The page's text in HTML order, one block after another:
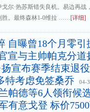
尔·热苏斯错失良机。易边再战
胜。最终森林1-0维拉 ……[详细]
自曝曾18个月零引
宣与主帅帕克分道
宣布赛季结束退役
特考虑免签桑乔
04-
帕德等6人领衔候
有意戈登 标价